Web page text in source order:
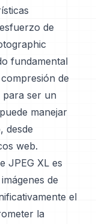
de
fundamental
de
para ser un
manejar
desde
web.
JPEG XL es
de
el
la